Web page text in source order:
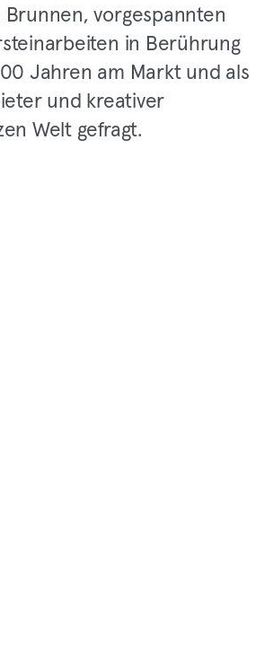
vorgespannten
in Berührung
Jahren am Markt und als
und kreativer
Welt gefragt.